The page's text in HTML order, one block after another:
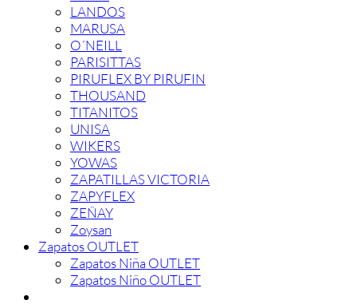
LANDOS
MARUSA
O´NEILL
PARISITTAS
PIRUFLEX BY PIRUFIN
THOUSAND
TITANITOS
UNISA
WIKERS
YOWAS
ZAPATILLAS VICTORIA
ZAPYFLEX
ZEÑAY
Zoysan
Zapatos OUTLET
Zapatos Niña OUTLET
Zapatos Niño OUTLET